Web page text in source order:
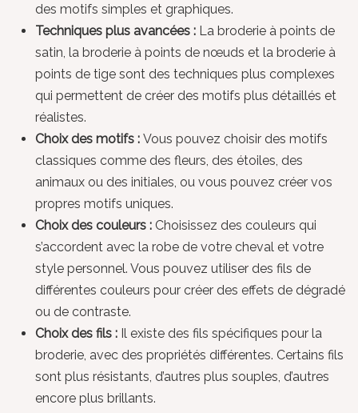
des motifs simples et graphiques.
Techniques plus avancées : La broderie à points de
satin, la broderie à points de nœuds et la broderie à
points de tige sont des techniques plus complexes
qui permettent de créer des motifs plus détaillés et
réalistes.
Choix des motifs : Vous pouvez choisir des motifs
classiques comme des fleurs, des étoiles, des
animaux ou des initiales, ou vous pouvez créer vos
propres motifs uniques.
Choix des couleurs : Choisissez des couleurs qui
s’accordent avec la robe de votre cheval et votre
style personnel. Vous pouvez utiliser des fils de
différentes couleurs pour créer des effets de dégradé
ou de contraste.
Choix des fils : Il existe des fils spécifiques pour la
broderie, avec des propriétés différentes. Certains fils
sont plus résistants, d’autres plus souples, d’autres
encore plus brillants.